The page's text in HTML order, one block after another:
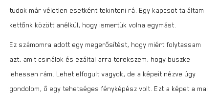
tudok már véletlen esetként tekinteni rá. Egy kapcsot találtam
kettőnk között anélkül, hogy ismertük volna egymást.
Ez számomra adott egy megerősítést, hogy miért folytassam
azt, amit csinálok és ezáltal arra törekszem, hogy büszke
lehessen rám. Lehet elfogult vagyok, de a képeit nézve úgy
gondolom, ő egy tehetséges fényképész volt. Ezt a képet a mai